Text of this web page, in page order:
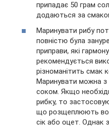
припадає 50 грам
додаються за
Маринувати рибу
повністю була
приправи, які
рекомендується
різноманітить смак
Маринувати можна
соком. Якщо
рибку, то
що розщеплюють
сік або оцет. Однак